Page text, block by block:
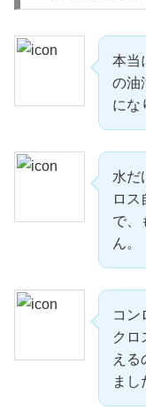
本当
の油
にな
水だ
ロス
で、
ん。
コン
クロ
える
まし